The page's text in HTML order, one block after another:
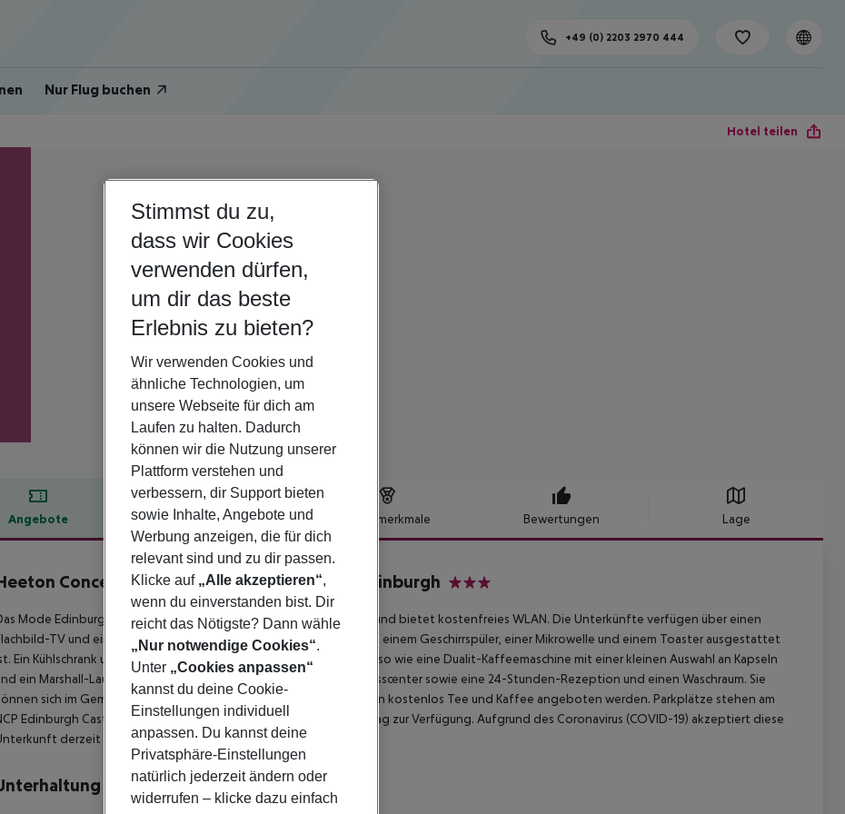
Nur Flug buchen
+49 (0) 2203 2970 444
Hotel teilen
Angebote Hotelbeschreibung Hotelmerkmale Bewertungen Lage
Concept Aparthotel - Queen Street - Edinburgh
Mode Edinburgh befindet sich im Stadtzentrum von Edinburgh und bietet kostenfreies WLAN. Die Unterkünfte verfügen über einen
TV und ein eigenes Bad mit Dusche, während die Küche mit einem Geschirrspüler, einer Mikrowelle und einem Toaster ausgestattet
Ein Kühlschrank und ein Kochfeld sind ebenfalls vorhanden, ebenso wie eine Dualit-Kaffeemaschine mit einer kleinen Auswahl an Kapseln
ein Marshall-Lautsprecher. Die Unterkunft verfügt über ein Fitnesscenter sowie eine 24-Stunden-Rezeption und einen Waschraum. Sie
sich im Gemeinschaftsbereich entspannen, wo jeden Morgen kostenlos Tee und Kaffee angeboten werden. Parkplätze stehen am
Edinburgh Castle Terrace gegen eine Gebühr von 12, 50 £ pro Tag zur Verfügung. Aufgrund des Coronavirus (COVID-19) akzeptiert diese
derzeit keine Besucher.
Stimmst du zu,
dass wir Cookies
verwenden dürfen,
um dir das beste
Erlebnis zu bieten?
Wir verwenden Cookies und
ähnliche Technologien, um
unsere Webseite für dich am
Laufen zu halten. Dadurch
können wir die Nutzung unserer
Plattform verstehen und
verbessern, dir Support bieten
sowie Inhalte, Angebote und
Werbung anzeigen, die für dich
relevant sind und zu dir passen.
Klicke auf „Alle akzeptieren“,
wenn du einverstanden bist. Dir
reicht das Nötigste? Dann wähle
„Nur notwendige Cookies“.
Unter „Cookies anpassen“
kannst du deine Cookie-
Einstellungen individuell
anpassen. Du kannst deine
Privatsphäre-Einstellungen
natürlich jederzeit ändern oder
widerrufen – klicke dazu einfach